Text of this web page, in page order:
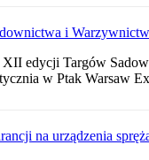
i
XII edycji Targów
w Ptak Warsaw
na urządzenia